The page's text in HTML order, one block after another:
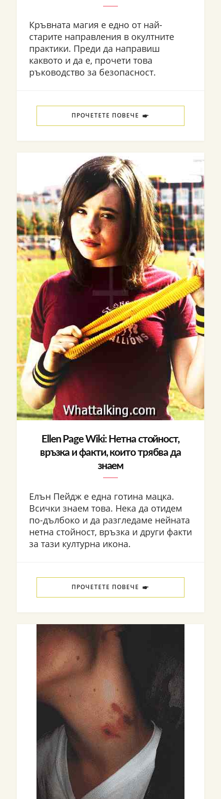
Кръвната магия е едно от най-
старите направления в окултните
практики. Преди да направиш
каквото и да е, прочети това
ръководство за безопасност.
ПРОЧЕТЕТЕ ПОВЕЧЕ
Ellen Page Wiki: Нетна стойност,
връзка и факти, които трябва да
знаем
Елън Пейдж е една готина мацка.
Всички знаем това. Нека да отидем
по-дълбоко и да разгледаме нейната
нетна стойност, връзка и други факти
за тази културна икона.
ПРОЧЕТЕТЕ ПОВЕЧЕ